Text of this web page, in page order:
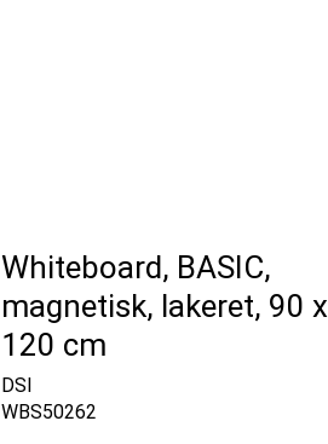
Whiteboard, BASIC,
magnetisk, lakeret, 90 x
120 cm
DSI
WBS50262